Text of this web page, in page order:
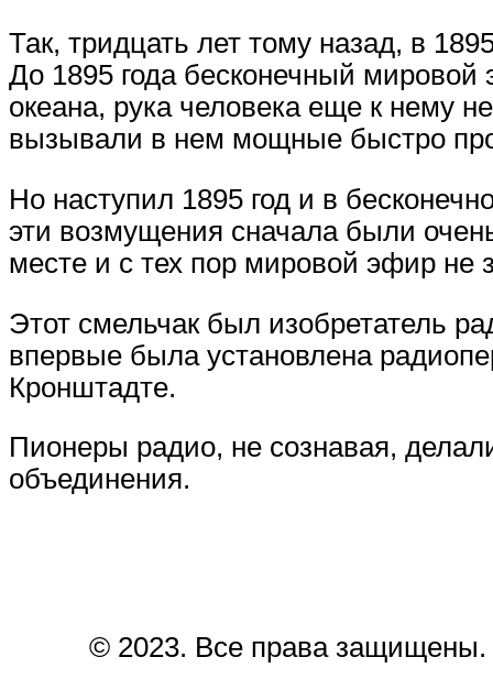
Так, тридцать лет тому назад, в
До 1895 года бесконечный мировой
океана, рука человека еще к нему
вызывали в нем мощные быстро
Но наступил 1895 год и в
эти возмущения сначала были
месте и с тех пор мировой эфир не
Этот смельчак был изобретатель
впервые была установлена
Кронштадте.
Пионеры радио, не сознавая,
объединения.
© 2023. Все права защищены.